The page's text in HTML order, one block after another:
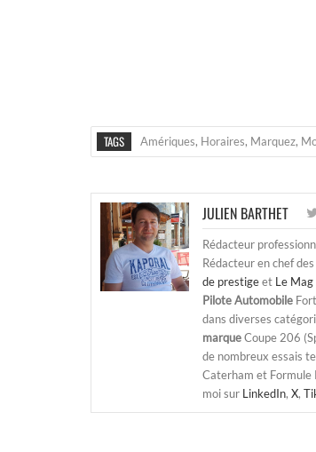
TAGS Amériques, Horaires, Marquez,
JULIEN BARTHET
Rédacteur
Rédacteur en chef
de prestigeet Le Mag
Pilote Automobile
dans diverses
marqueCoupe 206
de nombreux essais
Caterham et Formule
moi sur LinkedIn, X,